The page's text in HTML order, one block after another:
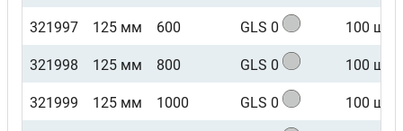
321997 125 мм 600 GLS 0 100 шт
321998 125 мм 800 GLS 0 100 шт
321999 125 мм 1000 GLS 0 100 шт